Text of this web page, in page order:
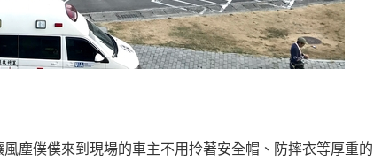
塵僕僕來到現場的車主不用拎著安全帽、防摔衣等厚重的